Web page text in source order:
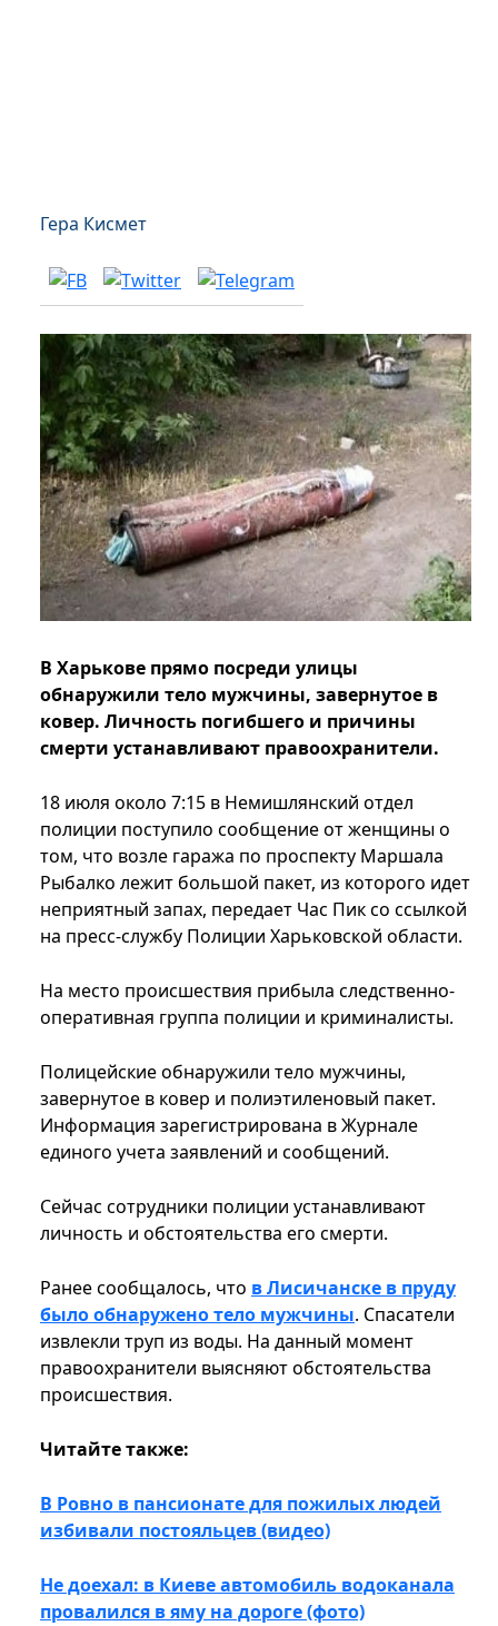
Гера Кисмет
В Харькове прямо посреди улицы
обнаружили тело мужчины, завернутое в
ковер. Личность погибшего и причины
смерти устанавливают правоохранители.
18 июля около 7:15 в Немишлянский отдел
полиции поступило сообщение от женщины о
том, что возле гаража по проспекту Маршала
Рыбалко лежит большой пакет, из которого идет
неприятный запах, передает Час Пик со ссылкой
на пресс-службу Полиции Харьковской области.
На место происшествия прибыла следственно-
оперативная группа полиции и криминалисты.
Полицейские обнаружили тело мужчины,
завернутое в ковер и полиэтиленовый пакет.
Информация зарегистрирована в Журнале
единого учета заявлений и сообщений.
Сейчас сотрудники полиции устанавливают
личность и обстоятельства его смерти.
Ранее сообщалось, что в Лисичанске в пруду
было обнаружено тело мужчины. Спасатели
извлекли труп из воды. На данный момент
правоохранители выясняют обстоятельства
происшествия.
Читайте также:
В Ровно в пансионате для пожилых людей
избивали постояльцев (видео)
Не доехал: в Киеве автомобиль водоканала
провалился в яму на дороге (фото)